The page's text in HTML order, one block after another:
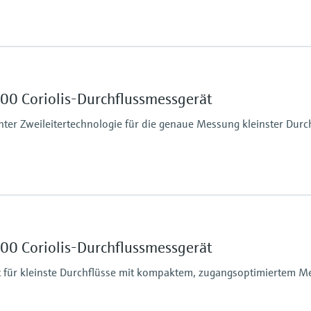
Anschluss: 1.4539
Coriolis-Durchflussmessgerät
Zweileitertechnologie für die genaue Messung kleinster
Coriolis-Durchflussmessgerät
für kleinste Durchflüsse mit kompaktem, zugangsoptimiertem